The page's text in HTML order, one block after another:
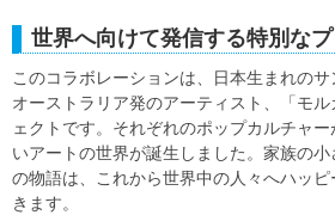
世界へ向けて発信する特別な
このコラボレーションは、日本生まれの
オーストラリア発のアーティスト、「モ
ェクトです。それぞれのポップカルチャ
いアートの世界が誕生しました。家族の
の物語は、これから世界中の人々へハッ
きます。